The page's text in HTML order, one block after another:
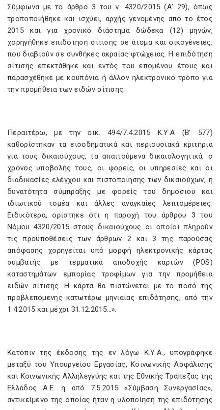
Σύμφωνα με το άρθρο 3 του ν. 4320/2015 (Α’ 29), όπως
τροποποιήθηκε και ισχύει, αρχής γενομένης από το έτος
2015 και για χρονικό διάστημα δώδεκα (12) μηνών,
χορηγήθηκε επιδότηση σίτισης σε άτομα και οικογένειες,
που διαβιούν σε συνθήκες ακραίας φτώχειας. Η επιδότηση
σίτισης επεκτάθηκε και εντός του επομένου έτους και
παρασχέθηκε με κουπόνια ή άλλον ηλεκτρονικό τρόπο για
την προμήθεια των ειδών σίτισης.
Περαιτέρω, με την οικ. 494/7.4.2015 Κ.Υ.Α (Β’ 577)
καθορίστηκαν τα εισοδηματικά και περιουσιακά κριτήρια
για τους δικαιούχους, τα απαιτούμενα δικαιολογητικά, ο
χρόνος υποβολής τους, οι φορείς, οι υπηρεσίες και οι
διαδικασίες ελέγχου και πιστοποίησης των δικαιούχων, η
δυνατότητα σύμπραξης με φορείς του δημόσιου και
ιδιωτικού τομέα και άλλες αναγκαίες λεπτομέρειες.
Ειδικότερα, ορίστηκε ότι η παροχή του άρθρου 3 του
Νόμου 4320/2015 στους δικαιούχους οι οποίοι πληρούν
τις προϋποθέσεις των άρθρων 2 και 3 της παρούσας
απόφασης χορηγείται υπό μορφή ηλεκτρονικής κάρτας
συμβατής με τερματικά αποδοχής καρτών (POS)
καταστημάτων εμπορίας τροφίμων για την προμήθεια
ειδών σίτισης. Η κάρτα θα πιστώνεται με το ποσό της
προβλεπόμενης κατωτέρω μηνιαίας επιδότησης, από την
1.4.2015 και μέχρι 31.12.2015…».
Κατόπιν της έκδοσης της εν λόγω Κ.Υ.Α., υπογράφηκε
μεταξύ του Υπουργείου Εργασίας, Κοινωνικής Ασφάλισης
και Κοινωνικής Αλληλεγγύης και της Εθνικής Τράπεζας της
Ελλάδος Α.Ε. η από 7.5.2015 «Σύμβαση Συνεργασίας»,
αντικείμενο της οποίας ήταν η υλοποίηση της επιδότησης